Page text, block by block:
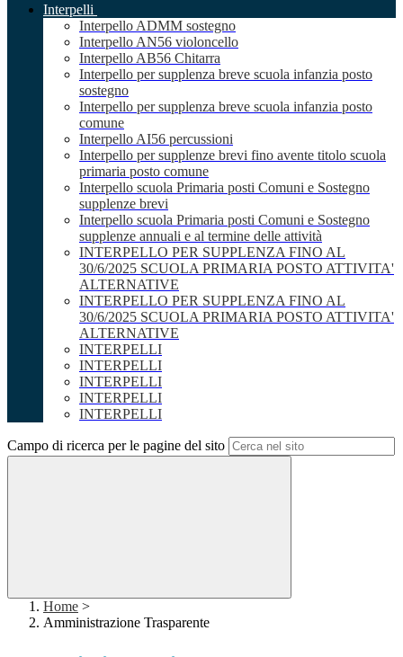
Interpelli
Interpello ADMM sostegno
Interpello AN56 violoncello
Interpello AB56 Chitarra
Interpello per supplenza breve scuola infanzia posto
sostegno
Interpello per supplenza breve scuola infanzia posto
comune
Interpello AI56 percussioni
Interpello per supplenze brevi fino avente titolo scuola
primaria posto comune
Interpello scuola Primaria posti Comuni e Sostegno
supplenze brevi
Interpello scuola Primaria posti Comuni e Sostegno
supplenze annuali e al termine delle attività
INTERPELLO PER SUPPLENZA FINO AL
30/6/2025 SCUOLA PRIMARIA POSTO ATTIVITA'
ALTERNATIVE
INTERPELLO PER SUPPLENZA FINO AL
30/6/2025 SCUOLA PRIMARIA POSTO ATTIVITA'
ALTERNATIVE
INTERPELLI
INTERPELLI
INTERPELLI
INTERPELLI
INTERPELLI
Campo di ricerca per le pagine del sito
Home >
Amministrazione Trasparente